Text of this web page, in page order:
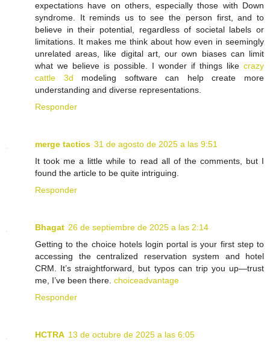
expectations have on others, especially those with Down
syndrome. It reminds us to see the person first, and to
believe in their potential, regardless of societal labels or
limitations. It makes me think about how even in seemingly
unrelated areas, like digital art, our own biases can limit
what we believe is possible. I wonder if things like crazy
cattle 3d modeling software can help create more
understanding and diverse representations.
Responder
merge tactics 31 de agosto de 2025 a las 9:51
It took me a little while to read all of the comments, but I
found the article to be quite intriguing.
Responder
Bhagat 26 de septiembre de 2025 a las 2:14
Getting to the choice hotels login portal is your first step to
accessing the centralized reservation system and hotel
CRM. It’s straightforward, but typos can trip you up—trust
me, I’ve been there. choiceadvantage
Responder
HCTRA 13 de octubre de 2025 a las 6:05